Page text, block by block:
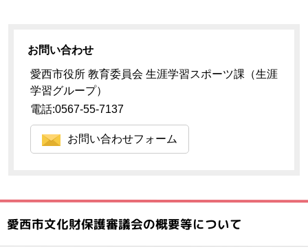
お問い合わせ
愛西市役所 教育委員会 生涯学習スポーツ課（生涯
学習グループ）
電話:0567-55-7137
お問い合わせフォーム
愛西市文化財保護審議会の概要等について